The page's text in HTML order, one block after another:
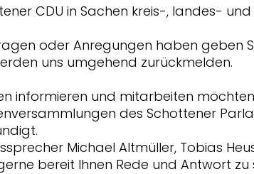
CDU in Sachen kreis-, landes-
oder Anregungen haben geben
uns umgehend zurückmelden.
informieren und mitarbeiten
des Schottener
Michael Altmüller, Tobias
bereit Ihnen Rede und Antwort zu